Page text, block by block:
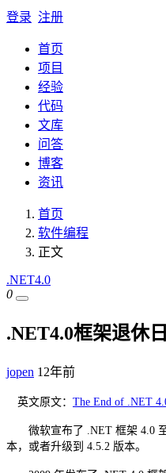
登录 注册
首页
项目
经验
代码
文库
问答
博客
资讯
首页
软件编程
正文
.NET4.0
0
.NET4.0框架退休
jopen 12年前
英文原文： The End of .NET
微软宣布了 .NET 框架 4.0 至
本，或者升级到 4.5.2 版本。